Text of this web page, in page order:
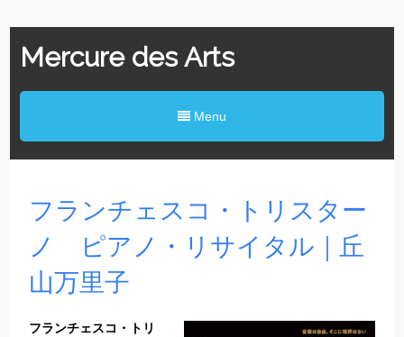
Mercure des Arts
Menu
フランチェスコ・トリスター
ノ ピアノ・リサイタル｜丘
山万里子
フランチェスコ・トリ